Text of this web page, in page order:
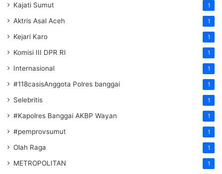
Kajati Sumut 1
Aktris Asal Aceh 1
Kejari Karo 1
Komisi III DPR RI 1
Internasional 1
#118casisAnggota Polres banggai 1
Selebritis 1
#Kapolres Banggai AKBP Wayan 1
#pemprovsumut 1
Olah Raga 1
METROPOLITAN 1